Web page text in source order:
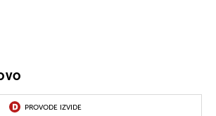
PROVODE IZVIDE